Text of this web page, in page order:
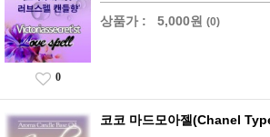
상품가 : 5,000원 (0)
0
코코 마드모아젤(Chanel